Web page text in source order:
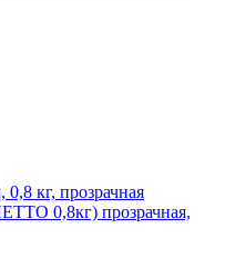
кг, прозрачная